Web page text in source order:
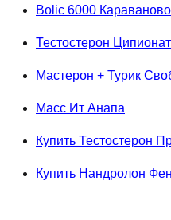
Bolic 6000 Караваново
Тестостерон
Мастерон + Турик
Масс Ит Анапа
Купить Тестостерон
Купить Нандролон